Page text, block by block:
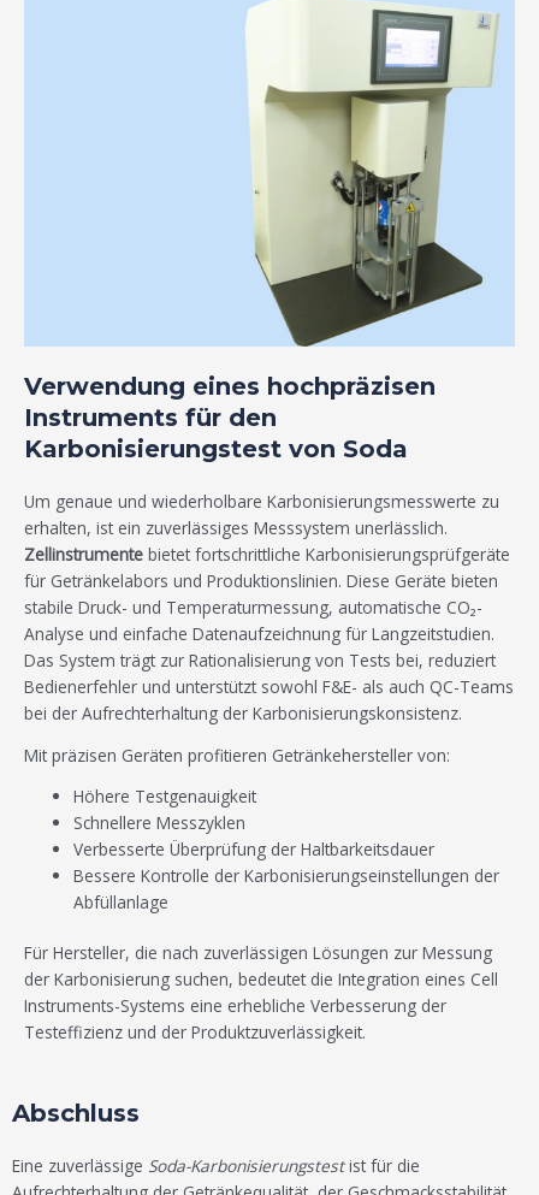
Verwendung eines hochpräzisen
Instruments für den
Karbonisierungstest von Soda
Um genaue und wiederholbare Karbonisierungsmesswerte zu
erhalten, ist ein zuverlässiges Messsystem unerlässlich.
Zellinstrumente bietet fortschrittliche Karbonisierungsprüfgeräte
für Getränkelabors und Produktionslinien. Diese Geräte bieten
stabile Druck- und Temperaturmessung, automatische CO₂-
Analyse und einfache Datenaufzeichnung für Langzeitstudien.
Das System trägt zur Rationalisierung von Tests bei, reduziert
Bedienerfehler und unterstützt sowohl F&E- als auch QC-Teams
bei der Aufrechterhaltung der Karbonisierungskonsistenz.
Mit präzisen Geräten profitieren Getränkehersteller von:
Höhere Testgenauigkeit
Schnellere Messzyklen
Verbesserte Überprüfung der Haltbarkeitsdauer
Bessere Kontrolle der Karbonisierungseinstellungen der
Abfüllanlage
Für Hersteller, die nach zuverlässigen Lösungen zur Messung
der Karbonisierung suchen, bedeutet die Integration eines Cell
Instruments-Systems eine erhebliche Verbesserung der
Testeffizienz und der Produktzuverlässigkeit.
Abschluss
Eine zuverlässige Soda-Karbonisierungstestist für die